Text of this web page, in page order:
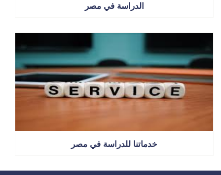
الدراسة في مصر
خدماتنا للدراسة في مصر